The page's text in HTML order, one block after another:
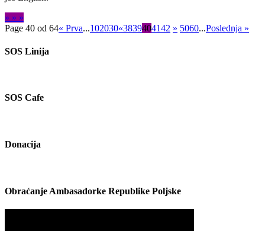
» » »
Page 40 od 64« Prva...102030«3839404142 » 5060...Poslednja »
SOS Linija
SOS Cafe
Donacija
Obraćanje Ambasadorke Republike Poljske